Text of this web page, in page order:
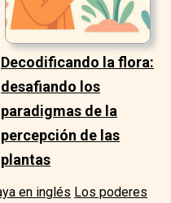
Decodificando la flora:
desafiando los
paradigmas de la
percepción de las
plantas
en inglés Los poderes